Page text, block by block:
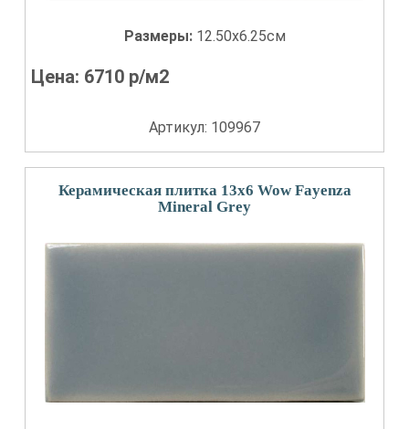
Размеры: 12.50x6.25см
Цена: 6710 р/м2
Артикул: 109967
Керамическая плитка 13x6 Wow Fayenza
Mineral Grey